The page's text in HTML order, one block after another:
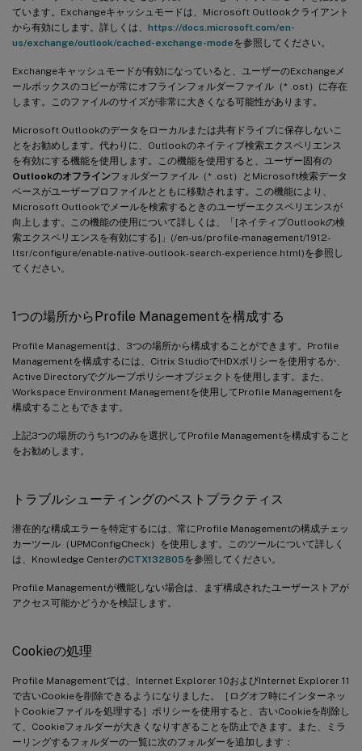
ています。Exchangeキャッシュモードは、Microsoft Outlookクライアント
から有効にします。詳しくは、 https://docs.microsoft.com/en-
us/exchange/outlook/cached-exchange-modeを参照してください。
Exchangeキャッシュモードが有効になっていると、ユーザーのExchangeメ
ールボックスのコピーが常にオフラインフォルダーファイル（* .ost）に存在
します。このファイルのサイズが非常に大きくなる可能性があります。
Microsoft Outlookのデータをローカルまたは共有ドライブに保存しないこ
とをお勧めします。代わりに、Outlookのネイティブ検索エクスペリエンス
を有効にする機能を使用します。この機能を使用すると、ユーザー固有の
Outlookのオフラインフォルダーファイル（* .ost）とMicrosoft検索データ
ベースがユーザープロファイルとともに移動されます。この機能により、
Microsoft Outlookでメールを検索するときのユーザーエクスペリエンスが
向上します。この機能の使用について詳しくは、「[ネイティブOutlookの検
索エクスペリエンスを有効にする]」(/en-us/profile-management/1912-
ltsr/configure/enable-native-outlook-search-experience.html)を参照し
てください。
1つの場所からProfile Managementを構成する
Profile Managementは、3つの場所から構成することができます。Profile
Managementを構成するには、Citrix StudioでHDXポリシーを使用するか、
Active Directoryでグループポリシーオブジェクトを使用します。また、
Workspace Environment Managementを使用してProfile Managementを
構成することもできます。
上記3つの場所のうち1つのみを選択してProfile Managementを構成すること
をお勧めします。
トラブルシューティングのベストプラクティス
潜在的な構成エラーを特定するには、常にProfile Managementの構成チェッ
カーツール（UPMConfigCheck）を使用します。このツールについて詳しく
は、Knowledge CenterのCTX132805を参照してください。
Profile Managementが機能しない場合は、まず構成されたユーザーストアが
アクセス可能かどうかを検証します。
Cookieの処理
Profile Managementでは、Internet Explorer 10およびInternet Explorer 11
で古いCookieを削除できるようになりました。［ログオフ時にインターネッ
トCookieファイルを処理する］ポリシーを使用すると、古いCookieを削除し
て、Cookieフォルダーが大きくなりすぎることを防止できます。また、ミラ
ーリングするフォルダーの一覧に次のフォルダーを追加します：